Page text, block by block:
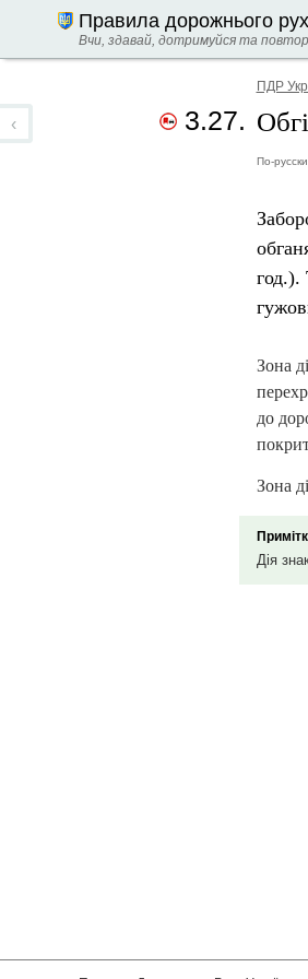
Правила дорожнього
Вчи, здавай, дотримуйся та
ПДР
3.27.
По-
год.).
Зона
до
Зона
Дія
‹